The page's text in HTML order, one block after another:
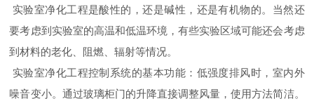
实验室净化工程是酸性的，还是碱性，还是有机物的。当然还
要考虑到实验室的高温和低温环境，有些实验区域可能还会考虑
到材料的老化、阻燃、辐射等情况。
实验室净化工程控制系统的基本功能：低强度排风时，室内外
噪音变小。通过玻璃柜门的升降直接调整风量，使用方法简洁。